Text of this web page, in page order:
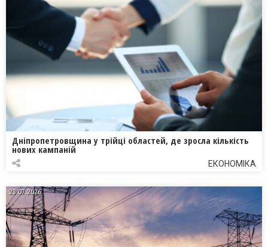
Дніпропетровщина у трійці областей, де зросла кількість
нових кампаній
ЕКОНОМІКА
23.07.2026